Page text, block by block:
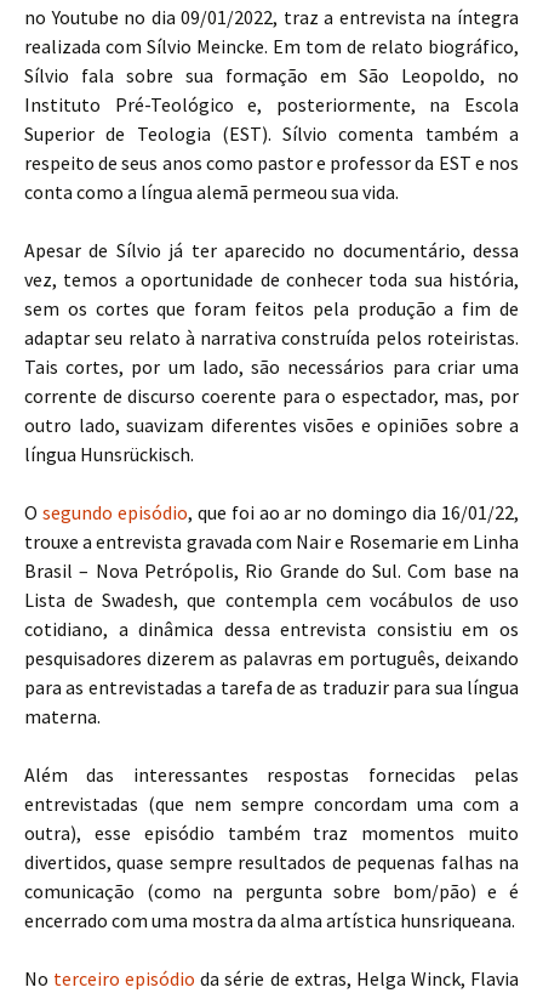
no Youtube no dia 09/01/2022, traz a entrevista na íntegra
realizada com Sílvio Meincke. Em tom de relato biográfico,
Sílvio fala sobre sua formação em São Leopoldo, no
Instituto Pré-Teológico e, posteriormente, na Escola
Superior de Teologia (EST). Sílvio comenta também a
respeito de seus anos como pastor e professor da EST e nos
conta como a língua alemã permeou sua vida.
Apesar de Sílvio já ter aparecido no documentário, dessa
vez, temos a oportunidade de conhecer toda sua história,
sem os cortes que foram feitos pela produção a fim de
adaptar seu relato à narrativa construída pelos roteiristas.
Tais cortes, por um lado, são necessários para criar uma
corrente de discurso coerente para o espectador, mas, por
outro lado, suavizam diferentes visões e opiniões sobre a
língua Hunsrückisch.
O segundo episódio, que foi ao ar no domingo dia 16/01/22,
trouxe a entrevista gravada com Nair e Rosemarie em Linha
Brasil – Nova Petrópolis, Rio Grande do Sul. Com base na
Lista de Swadesh, que contempla cem vocábulos de uso
cotidiano, a dinâmica dessa entrevista consistiu em os
pesquisadores dizerem as palavras em português, deixando
para as entrevistadas a tarefa de as traduzir para sua língua
materna.
Além das interessantes respostas fornecidas pelas
entrevistadas (que nem sempre concordam uma com a
outra), esse episódio também traz momentos muito
divertidos, quase sempre resultados de pequenas falhas na
comunicação (como na pergunta sobre bom/pão) e é
encerrado com uma mostra da alma artística hunsriqueana.
No terceiro episódio da série de extras, Helga Winck, Flavia